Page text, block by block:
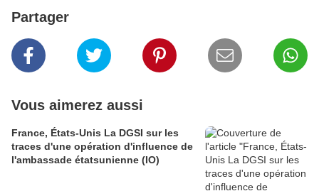
Partager
Vous aimerez aussi
France, États-Unis La DGSI sur les
traces d'une opération d'influence de
l'ambassade étatsunienne (IO)